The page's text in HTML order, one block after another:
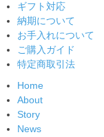
ギフト対応
納期について
お手入れについて
ご購入ガイド
特定商取引法
Home
About
Story
News